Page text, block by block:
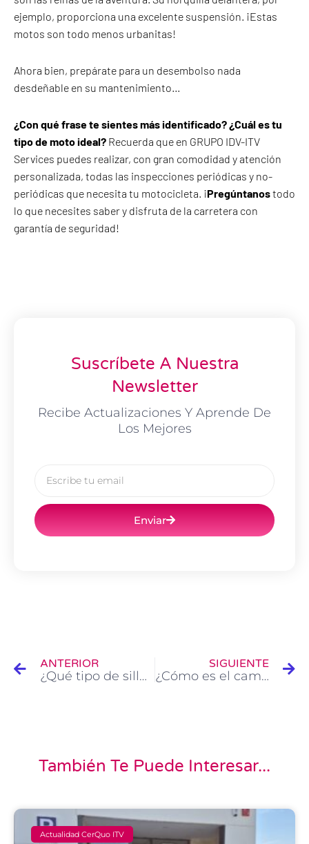
ejemplo, proporciona una excelente suspensión. ¡Estas
motos son todo menos urbanitas!
Ahora bien, prepárate para un desembolso nada
desdeñable en su mantenimiento…
¿Con qué frase te sientes más identificado? ¿Cuál es tu
tipo de moto ideal? Recuerda que en GRUPO IDV-ITV
Services puedes realizar, con gran comodidad y atención
personalizada, todas las inspecciones periódicas y no-
periódicas que necesita tu motocicleta. ¡Pregúntanostodo
lo que necesites saber y disfruta de la carretera con
garantía de seguridad!
Suscríbete A Nuestra
Newsletter
Recibe Actualizaciones Y Aprende De
Los Mejores
Enviar
ANTERIOR
¿Qué tipo de silla infantil para el coche es mejor para mi hijo?
SIGUIENTE
¿Cómo es el cambio de titularidad de un coche?
También Te Puede Interesar...
Actualidad CerQuo ITV